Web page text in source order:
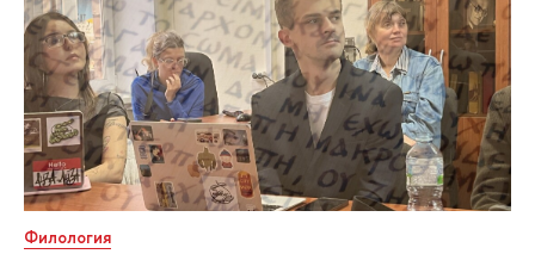
Филология